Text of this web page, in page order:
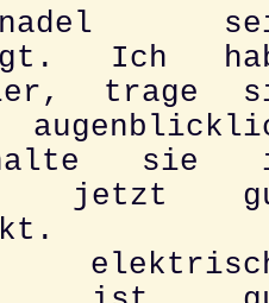
Ich
trage
sie
jetzt